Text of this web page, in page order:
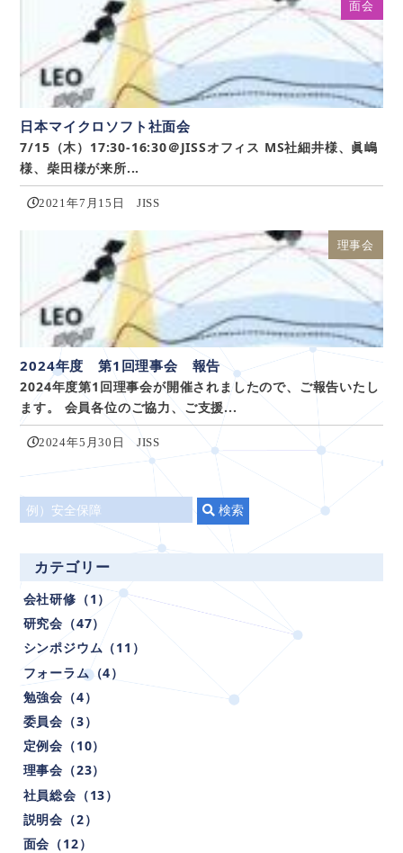
面会
日本マイクロソフト社面会
7/15（木）17:30-16:30＠JISSオフィス MS社細井様、眞嶋
様、柴田様が来所...
2021年7月15日 JISS
理事会
2024年度 第1回理事会 報告
2024年度第1回理事会が開催されましたので、ご報告いたし
ます。 会員各位のご協力、ご支援...
2024年5月30日 JISS
タ
ト
ル
で
検
索
検索
カテゴリー
会社研修（1）
研究会（47）
シンポジウム（11）
フォーラム（4）
勉強会（4）
委員会（3）
定例会（10）
理事会（23）
社員総会（13）
説明会（2）
面会（12）